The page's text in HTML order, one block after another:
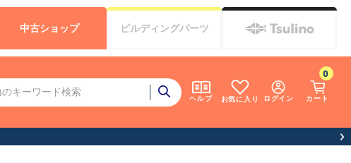
ヘルプ お気に入り ログイン カート
0
中古ショップ ビルディングパーツ